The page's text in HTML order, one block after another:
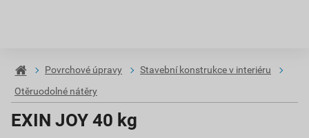
Povrchové úpravy
Stavební konstrukce v interiéru
Otěruodolné nátěry
EXIN JOY 40 kg